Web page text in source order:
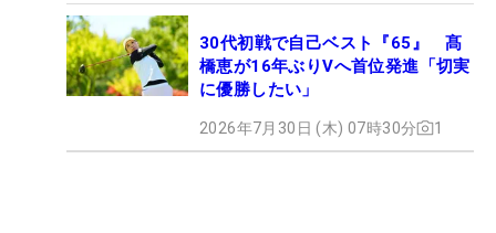
30代初戦で自己ベスト『65』 髙
橋恵が16年ぶりVへ首位発進「切実
に優勝したい」
2026年7月30日 (木) 07時30分 1